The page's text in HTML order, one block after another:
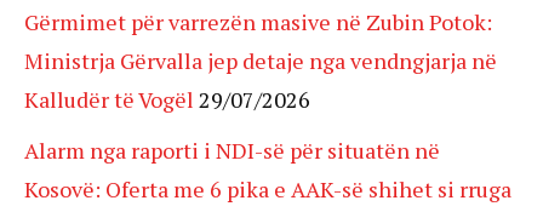
Gërmimet për varrezën masive në Zubin Potok:
Ministrja Gërvalla jep detaje nga vendngjarja në
Kalludër të Vogël 29/07/2026
Alarm nga raporti i NDI-së për situatën në
Kosovë: Oferta me 6 pika e AAK-së shihet si rruga